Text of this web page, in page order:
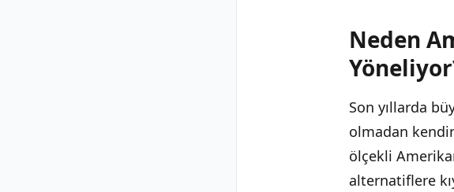
İÇINDEKILER ›
Neden
Hükümetin
Beklenen
Neden
Son yıllarda
olmadan
ölçekli
alternatiflere